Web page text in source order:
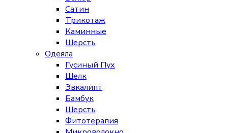
Сатин
Трикотаж
Каминные
Шерсть
Одеяла
Гусиный Пух
Шелк
Эвкалипт
Бамбук
Шерсть
Фитотерапия